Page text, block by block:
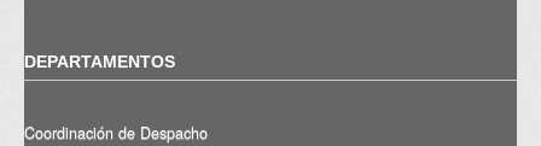
DEPARTAMENTOS
Coordinación de Despacho